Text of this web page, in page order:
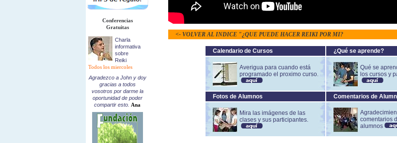
Conferencias
Gratuitas
Charla
informativa
sobre
Reiki
Todos los miercoles
Agradezco a John y doy
gracias a todos
vosotros por darme la
oportunidad de poder
compartir esto. Ana
<- VOLVER AL INDICE "¿QUE PUEDE HACER REIKI POR MI?
Calendario de Cursos ¿Qué se aprende?
Averigua para cuando está
programado el proximo curso.
Qué se
los cursos y
Fotos de Alumnos Comentarios de
Mira las imágenes de las
clases y sus participantes.
comentarios
alumnos